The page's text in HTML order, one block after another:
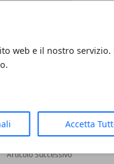
web e il nostro servizio.
Accetta
Articolo Successivo